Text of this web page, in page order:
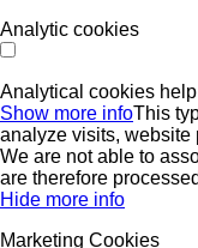
Analytic cookies
Analytical cookies
Show more infoThis
analyze visits, website
We are not able to
are therefore
Hide more info
Marketing Cookies